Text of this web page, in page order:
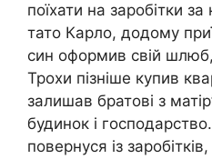
поїхати на заробітки
тато Карло, додому
син оформив свій
Трохи пізніше купив
залишав братові з
будинок і
повернуся із